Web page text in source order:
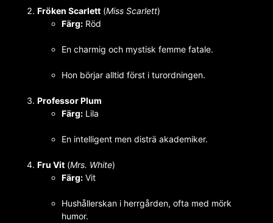
Fröken Scarlett (Miss Scarlett)
Färg: Röd
En charmig och mystisk femme fatale.
Hon börjar alltid först i turordningen.
Professor Plum
Färg: Lila
En intelligent men disträ akademiker.
Fru Vit (Mrs. White)
Färg: Vit
Hushållerskan i herrgården, ofta med mörk
humor.